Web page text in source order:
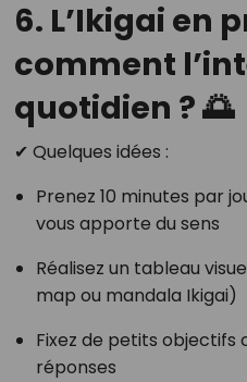
6. L’Ikigai en
comment
quotidien ? 🌅
✔ Quelques idées :
Prenez 10 minutes par
vous apporte du sens
Réalisez un tableau
map ou mandala Ikigai)
Fixez de petits objectifs
réponses